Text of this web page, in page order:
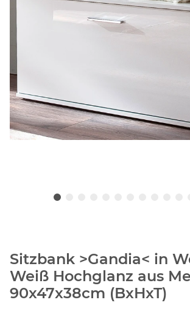
Sitzbank >Gandia< in
Weiß Hochglanz aus
90x47x38cm (BxHxT)